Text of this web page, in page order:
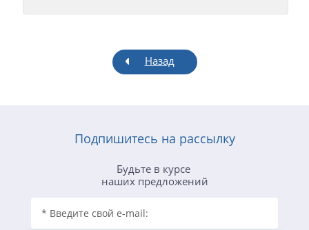
Назад
Подпишитесь на рассылку
Будьте в курсе
наших предложений